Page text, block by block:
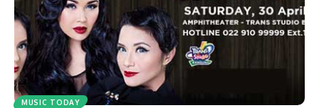
MUSIC TODAY